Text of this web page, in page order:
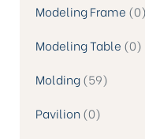
Modeling Frame 0
Modeling Table 0
Molding 59
Pavilion 0